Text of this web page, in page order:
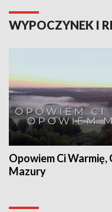
WYPOCZYNEK I
Opowiem Ci Warmię,
Mazury